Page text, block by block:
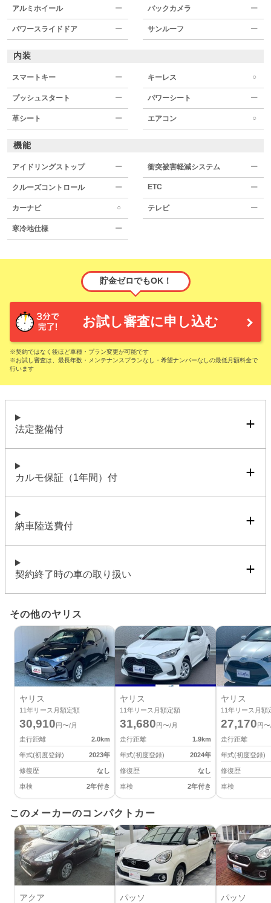
アルミホイール ー バックカメラ ー
パワースライドドア ー サンルーフ ー
内装
スマートキー ー キーレス ○
プッシュスタート ー パワーシート ー
革シート ー エアコン ○
機能
アイドリングストップ ー 衝突被害軽減システム ー
クルーズコントロール ー ETC ー
カーナビ ○ テレビ ー
寒冷地仕様 ー
貯金ゼロでもOK！
お試し審査に申し込む
※契約ではなく後ほど車種・プラン変更が可能です
※お試し審査は、最長年数・メンテナンスプランなし・希望ナンバーなしの最低月額料金で
行います
法定整備付
カルモ保証（1年間）付
納車陸送費付
契約終了時の車の取り扱い
その他のヤリス
ヤリス
11年リース月額定額
30,910円〜/月
走行距離
2.0km
年式(初度登録) 2023年
修復歴 なし
車検 2年付き
ヤリス
11年リース月額定額
31,680円〜/月
走行距離
1.9km
年式(初度登録) 2024年
修復歴 なし
車検 2年付き
ヤリス
11年リース月額
27,170円
走行距離
年式(初度登録)
修復歴
車検
このメーカーのコンパクトカー
アクア パッソ パッソ